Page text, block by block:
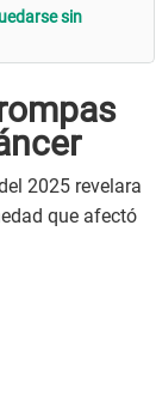
sin
2025 revelara
que afectó